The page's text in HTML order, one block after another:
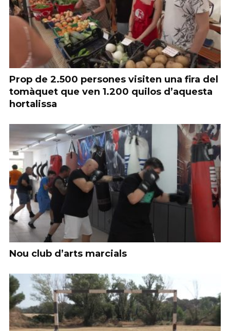
Prop de 2.500 persones visiten una fira del
tomàquet que ven 1.200 quilos d’aquesta
hortalissa
Nou club d’arts marcials